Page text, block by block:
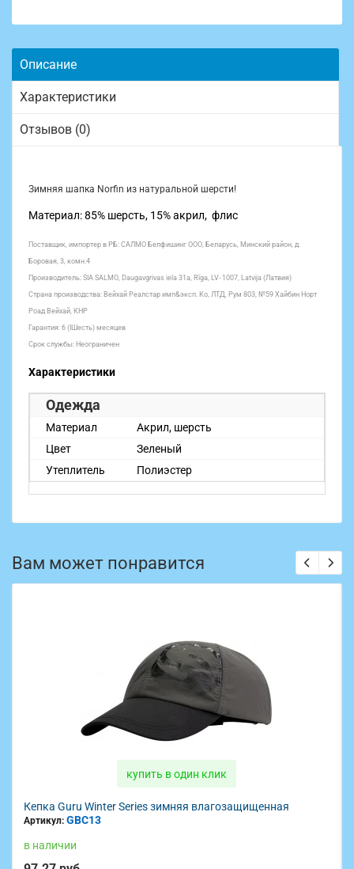
Описание
Характеристики
Отзывов (0)
Зимняя шапка Norfin из натуральной шерсти!
Материал: 85% шерсть, 15% акрил, флис
Поставщик, импортер в РБ: САЛМО Белфишинг ООО, Беларусь, Минский район, д.
Боровая, 3, комн.4
Производитель: SIA SALMO, Daugavgrivas iela 31a, Rīga, LV- 1007, Latvija (Латвия)
Страна производства: Вейхай Реалстар имп&эксп. Ко, ЛТД, Рум 803, №59 Хайбин Норт
Роад Вейхай, КНР
Гарантия: 6 (IШесть) месяцев
Срок службы: Неограничен
Характеристики
Одежда
Материал
Акрил, шерсть
Цвет
Зеленый
Утеплитель
Полиэстер
Вам может понравится
купить в один клик
Кепка Guru Winter Series зимняя влагозащищенная
Артикул: GBC13
в наличии